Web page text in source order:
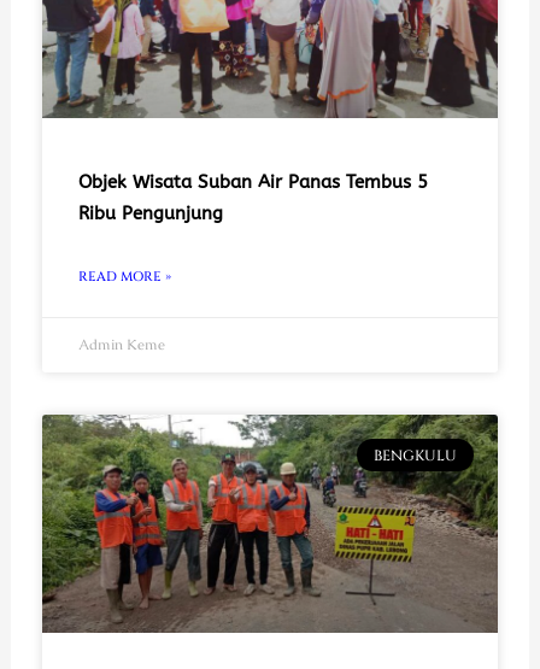
Objek Wisata Suban Air Panas Tembus 5
Ribu Pengunjung
READ MORE »
Admin Keme
BENGKULU